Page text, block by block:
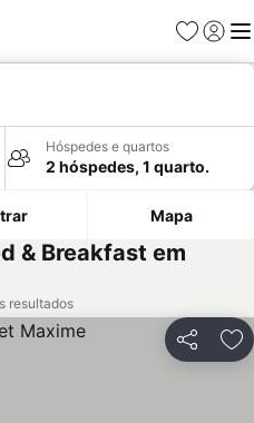
Favoritos
Iniciar
Hóspedes e quartos
2 hóspedes, 1 quarto.
Mapa
& Breakfast em
resultados
Partilhar